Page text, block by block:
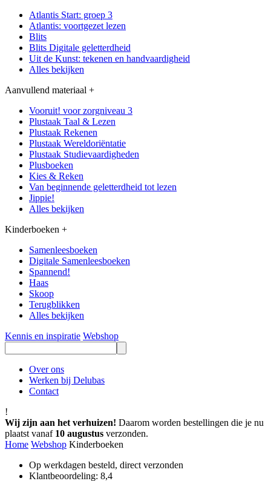
Atlantis Start: groep 3
Atlantis: voortgezet lezen
Blits
Blits Digitale geletterdheid
Uit de Kunst: tekenen en handvaardigheid
Alles bekijken
Aanvullend materiaal +
Vooruit! voor zorgniveau 3
Plustaak Taal & Lezen
Plustaak Rekenen
Plustaak Wereldoriëntatie
Plustaak Studievaardigheden
Plusboeken
Kies & Reken
Van beginnende geletterdheid tot lezen
Jippie!
Alles bekijken
Kinderboeken +
Samenleesboeken
Digitale Samenleesboeken
Spannend!
Haas
Skoop
Terugblikken
Alles bekijken
Kennis en inspiratie Webshop
Over ons
Werken bij Delubas
Contact
!
Wij zijn aan het verhuizen! Daarom worden bestellingen die je nu
plaatst vanaf 10 augustus verzonden.
Home Webshop Kinderboeken
Op werkdagen besteld, direct verzonden
Klantbeoordeling: 8,4